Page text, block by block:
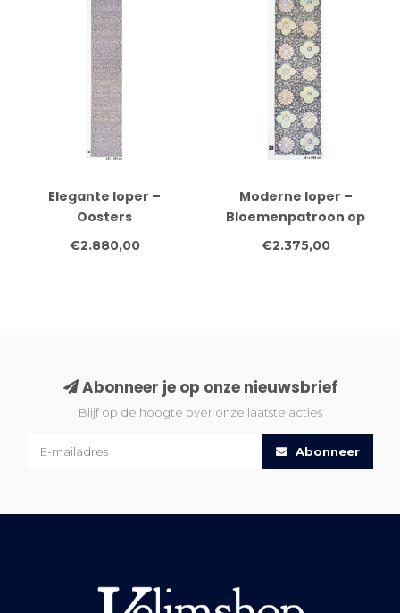
Elegante loper –
Oosters
medaillonmotief in lila
en zilver – 487 x 79 cm –
€2.880,00
Moderne loper –
Bloemenpatroon op
grijze basis – 361x88 cm
– Handgeknoopt van
€2.375,00
Abonneer je op onze nieuwsbrief
Blijf op de hoogte over onze laatste acties
Abonneer